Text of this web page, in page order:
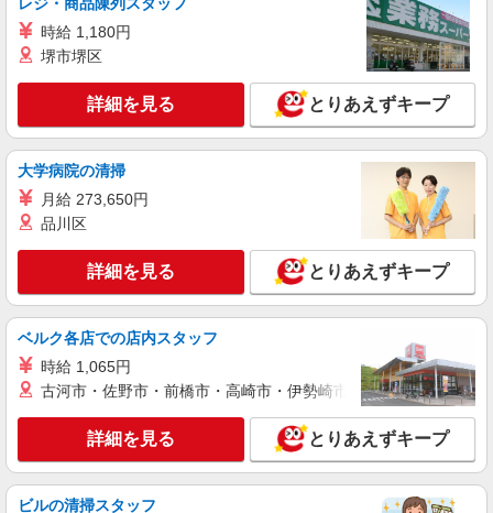
アルバイト パート
築地銀だこ
［アルバイト・パート］時給1,100円 ※経験・
能力により優遇します。 ※22:00以降は時給1,375
栃木県那須塩原市塩野崎184-7 那須ガーデン
アウトレット
キープ 詳細を見る
アルバイト パート
カジュアルイタリアン ジャカッセ
ホール、キッチンスタッフ
［アルバイト］時給1,120円 ※土日は時給＋50
円 ※経験・能力により優遇します
栃木県那須塩原市塩野崎184-7 那須ガーデン
アウトレット
キープ 詳細を見る
アルバイト パート
時給 1,180円
堺市堺区
詳細を見る とりあえずキープ
大学病院の清掃
月給 273,650円
品川区
詳細を見る とりあえずキープ
ベルク各店での店内スタッフ
時給 1,065円
古河市・佐野市・前橋市・高崎市・伊勢崎市・太田市・館林市
詳細を見る とりあえずキープ
ビルの清掃スタッフ